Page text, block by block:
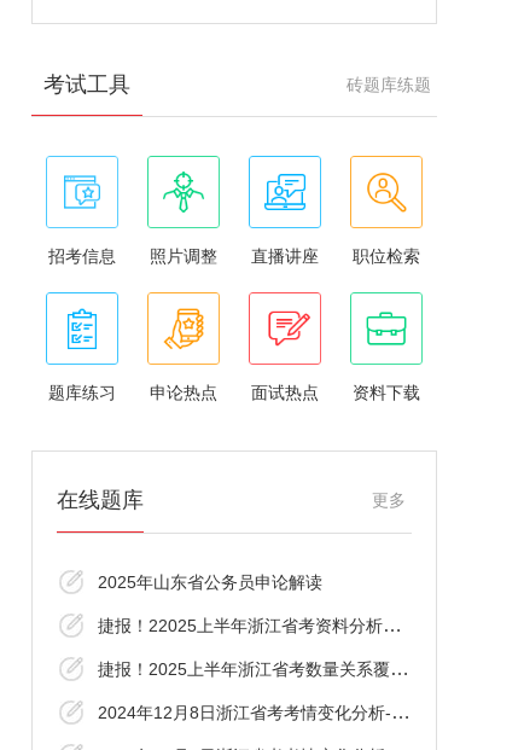
砖题库练题
考试工具
招考信息 照片调整 直播讲座 职位检索
题库练习 申论热点 面试热点 资料下载
更多
在线题库
2025年山东省公务员申论解读
捷报！22025上半年浙江省考资料分析覆盖了
捷报！2025上半年浙江省考数量关系覆盖了！
2024年12月8日浙江省考考情变化分析-言语理